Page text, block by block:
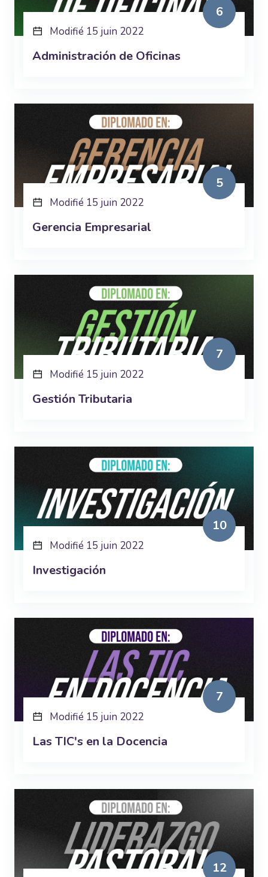
Modifié 15 juin 2022
Administración de Oficinas
6
Modifié 15 juin 2022
Gerencia Empresarial
5
Modifié 15 juin 2022
Gestión Tributaria
7
Modifié 15 juin 2022
Investigación
10
Modifié 15 juin 2022
Las TIC's en la Docencia
7
12